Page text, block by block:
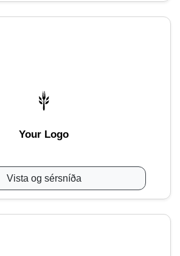
Your Logo
Vista og sérsníða